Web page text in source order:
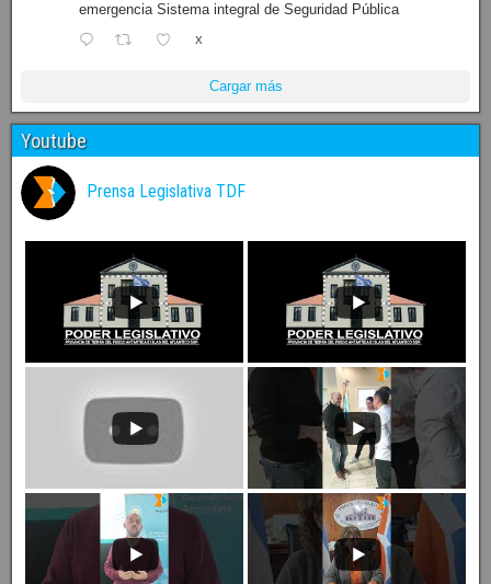
emergencia Sistema integral de Seguridad Pública
X
Cargar más
Youtube
Prensa Legislativa TDF